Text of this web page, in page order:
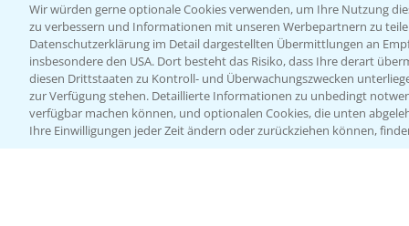
Wir würden gerne optionale Cookies verwenden, um Ihre Nutzung
zu verbessern und Informationen mit unseren Werbepartnern zu
Datenschutzerklärung im Detail dargestellten Übermittlungen an
insbesondere den USA. Dort besteht das Risiko, dass Ihre derart
diesen Drittstaaten zu Kontroll- und Überwachungszwecken
zur Verfügung stehen. Detaillierte Informationen zu unbedingt
verfügbar machen können, und optionalen Cookies, die unten
Ihre Einwilligungen jeder Zeit ändern oder zurückziehen können,